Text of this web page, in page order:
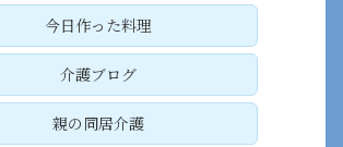
今日作った料理
介護ブログ
親の同居介護